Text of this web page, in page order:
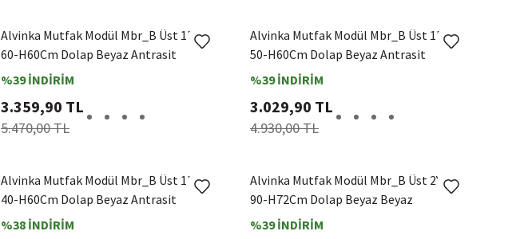
Alvinka Mutfak Modül Mbr_B Üst 1Dk1R
60-H60Cm Dolap Beyaz Antrasit
%39 İNDİRİM
3.359,90 TL
5.470,00 TL
Alvinka Mutfak Modül Mbr_B Üst 1Dk1R
50-H60Cm Dolap Beyaz Antrasit
%39 İNDİRİM
3.029,90 TL
4.930,00 TL
Alvinka Mutfak Modül Mbr_B Üst 1Dk1R
40-H60Cm Dolap Beyaz Antrasit
%38 İNDİRİM
Alvinka Mutfak Modül Mbr_B Üst 2Yk1R
90-H72Cm Dolap Beyaz Beyaz
%39 İNDİRİM